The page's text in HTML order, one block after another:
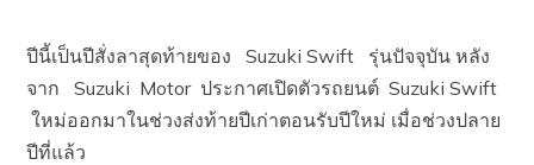
ปีนี้เป็นปีสั่งลาสุดท้ายของ Suzuki Swift รุ่นปัจจุบัน หลัง
จาก Suzuki Motor ประกาศเปิดตัวรถยนต์ Suzuki Swift
ใหม่ออกมาในช่วงส่งท้ายปีเก่าตอนรับปีใหม่ เมื่อช่วงปลาย
ปีที่แล้ว